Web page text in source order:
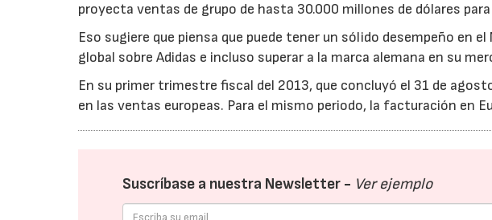
proyecta ventas de grupo de hasta 30.000 millones de dólares para
Eso sugiere que piensa que puede tener un sólido desempeño en
global sobre Adidas e incluso superar a la marca alemana en su
En su primer trimestre fiscal del 2013, que concluyó el 31 de
en las ventas europeas. Para el mismo periodo, la facturación en
Suscríbase a nuestra Newsletter - Ver ejemplo
23/07/